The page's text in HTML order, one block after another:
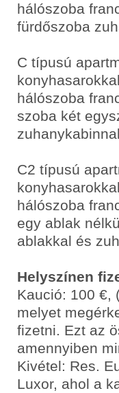
hálószoba
fürdőszoba
C típusú
hálószoba
szoba két
C2 típusú
hálószoba
egy ablak
ablakkal és
Helyszínen
Kaució: 100 €,
melyet
fizetni. Ezt az
amennyiben
Kivétel: Res.
Luxor, ahol a